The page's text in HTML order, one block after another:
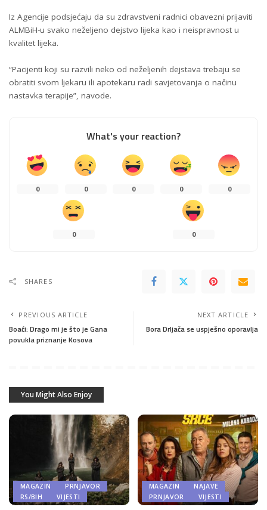
Iz Agencije podsjećaju da su zdravstveni radnici obavezni prijaviti
ALMBiH-u svako neželjeno dejstvo lijeka kao i neispravnost u
kvalitet lijeka.
“Pacijenti koji su razvili neko od neželjenih dejstava trebaju se
obratiti svom ljekaru ili apotekaru radi savjetovanja o načinu
nastavka terapije”, navode.
What's your reaction?
0 0 0 0 0
0 0
SHARES
PREVIOUS ARTICLE
Boaći: Drago mi je što je Gana
povukla priznanje Kosova
NEXT ARTICLE
Bora Drljača se uspješno oporavlja
You Might Also Enjoy
MAGAZIN
PRNJAVOR
RS/BIH
VIJESTI
MAGAZIN
NAJAVE
PRNJAVOR
VIJESTI